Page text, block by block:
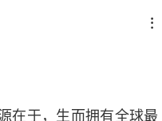
在于，生而拥有全球最